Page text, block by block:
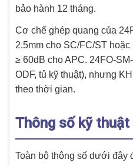
bảo hành 12 tháng.
Cơ chế ghép quang của
2.5mm cho SC/FC/ST
≥ 60dB cho APC. 24FO-
ODF, tủ kỹ thuật), nhưng
theo thời gian.
Thông số kỹ thuật
Toàn bộ thông số dưới đây